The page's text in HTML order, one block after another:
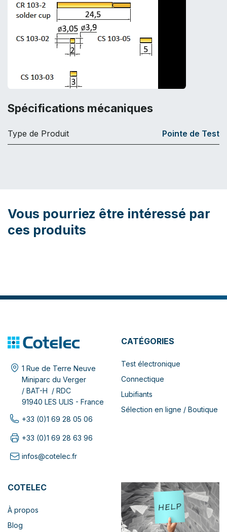
Spécifications mécaniques
Type de Produit Pointe de Test
Vous pourriez être intéressé par
ces produits
1 Rue de Terre Neuve
Miniparc du Verger
/ BAT-H / RDC
91940 LES ULIS - France
+33 (0)1 69 28 05 06
+33 (0)1 69 28 63 96
infos@cotelec.fr
CATÉGORIES
Test électronique
Connectique
Lubifiants
Sélection en ligne / Boutique
COTELEC
À propos
Blog